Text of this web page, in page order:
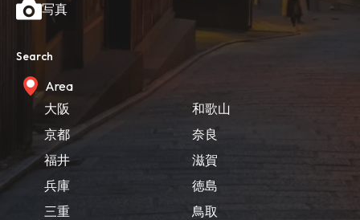
写真
Search
Area
大阪
京都
福井
兵庫
三重
和歌山
奈良
滋賀
徳島
鳥取